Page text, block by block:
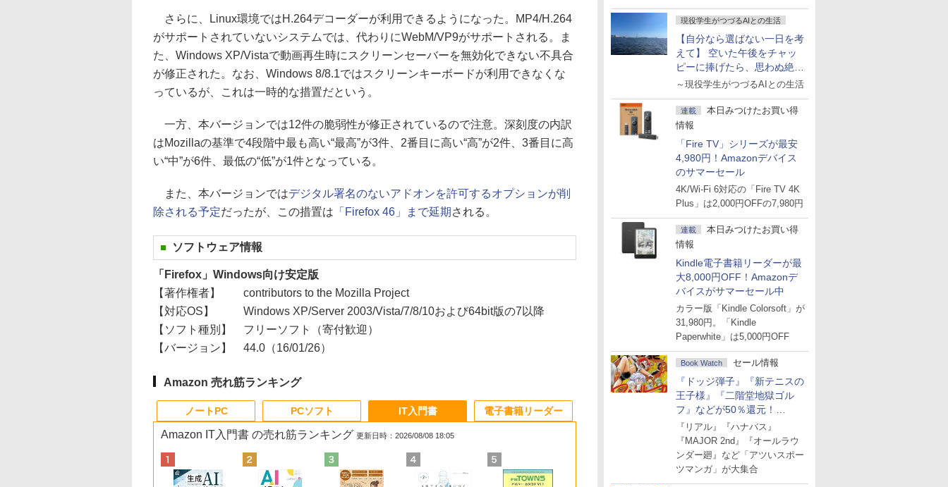
現役学生がつづるAIとの生活
【自分なら選ばない一日を考
えて】 空いた午後をチャッ
ピーに捧げたら、思わぬ絶景
に出会った話
～現役学生がつづるAIとの生活
連載
本日みつけたお買い得
情報
「Fire TV」シリーズが最安
4,980円！Amazonデバイス
のサマーセール
4K/Wi-Fi 6対応の「Fire TV 4K
Plus」は2,000円OFFの7,980円
連載
本日みつけたお買い得
情報
Kindle電子書籍リーダーが最
大8,000円OFF！Amazonデ
バイスがサマーセール中
カラー版「Kindle Colorsoft」が
31,980円。「Kindle
Paperwhite」は5,000円OFF
Book Watch セール情報
『ドッジ弾子』『新テニスの
王子様』『二階堂地獄ゴル
フ』などが50％還元！
Amazonマンガ週末セール
『リアル』『ハナバス』
『MAJOR 2nd』『オールラウ
ンダー廻』など「アツいスポー
ツマンガ」が大集合
さらに、Linux環境ではH.264デコーダーが利用できるようになった。MP4/H.264
がサポートされていないシステムでは、代わりにWebM/VP9がサポートされる。ま
た、Windows XP/Vistaで動画再生時にスクリーンセーバーを無効化できない不具合
が修正された。なお、Windows 8/8.1ではスクリーンキーボードが利用できなくな
っているが、これは一時的な措置だという。
一方、本バージョンでは12件の脆弱性が修正されているので注意。深刻度の内訳
はMozillaの基準で4段階中最も高い“最高”が3件、2番目に高い“高”が2件、3番目に高
い“中”が6件、最低の“低”が1件となっている。
また、本バージョンではデジタル署名のないアドオンを許可するオプションが削
除される予定だったが、この措置は 「Firefox 46」まで延期 される。
ソフトウェア情報
「Firefox」Windows向け安定版
【著作権者】
contributors to the Mozilla Project
【対応OS】
Windows XP/Server 2003/Vista/7/8/10および64bit版の7以降
【ソフト種別】
フリーソフト（寄付歓迎）
【バージョン】
44.0（16/01/26）
Amazon 売れ筋ランキング
ノートPC PCソフト IT入門書
Amazon IT入門書 の売れ筋ランキング 更新日時：2026/08/08 18:05
電子書籍リーダー